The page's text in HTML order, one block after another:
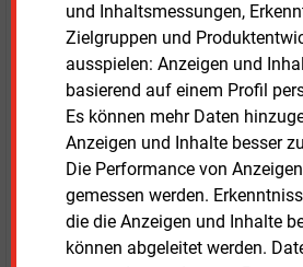
und Inhaltsmessungen,
Zielgruppen und
ausspielen: Anzeigen und
basierend auf einem Profil
Es können mehr Daten
Anzeigen und Inhalte besser
Die Performance von
gemessen werden.
die die Anzeigen und Inhalte
können abgeleitet werden.
Testen SieE&M
unverbindlich
Zwei Wochen kostenfreier
Zugang auf stündlich
Prognose- und Marktdaten
+ einmal täglich E&M daily
+ zwei Ausgaben der Zeitung
ohne automatische